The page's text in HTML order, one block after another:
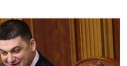
у найближчі чотири роки
міністр презентував проект